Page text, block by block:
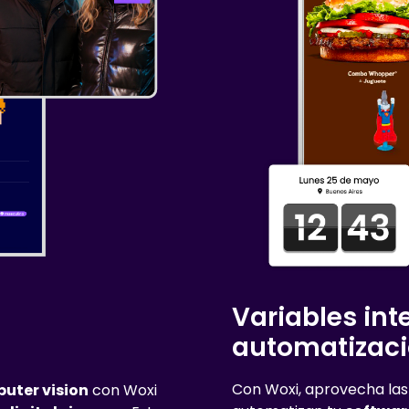
vision con Woxi
Variables
Con Woxi, aprovecha